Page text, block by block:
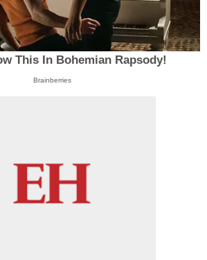
This In Bohemian Rapsody!
Brainberries